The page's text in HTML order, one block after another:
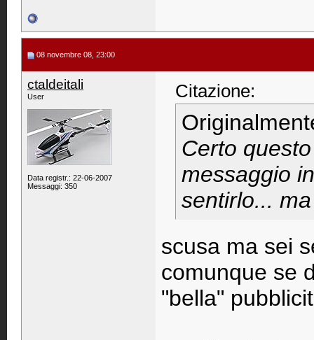
08 novembre 08, 23:00
ctaldeitali
User
Data registr.: 22-06-2007
Messaggi: 350
Citazione:
Certo
messaggio
sentirlo...
scusa ma sei
comunque se
"bella"